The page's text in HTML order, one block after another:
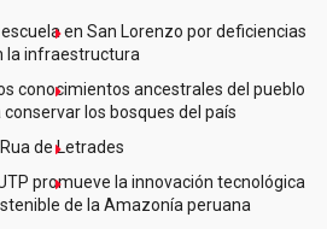
en San Lorenzo por deficiencias
la infraestructura
conocimientos ancestrales del pueblo
los bosques del país
Rua de Letrades
promueve la innovación tecnológica
de la Amazonía peruana